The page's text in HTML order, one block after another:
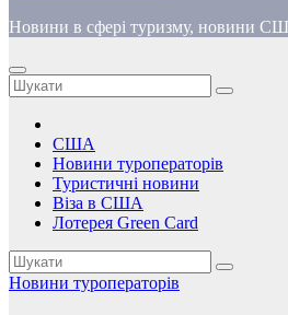
Новини в сфері туризму, новини
США
Новини туроператорів
Туристичні новини
Віза в США
Лотерея Green Card
Новини туроператорів